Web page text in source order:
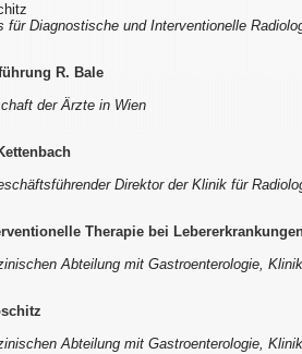
für Diagnostische und Interventionelle
R. Bale
der Ärzte in Wien
Direktor der Klinik für
Therapie bei
Abteilung mit Gastroenterologie,
Abteilung mit Gastroenterologie,